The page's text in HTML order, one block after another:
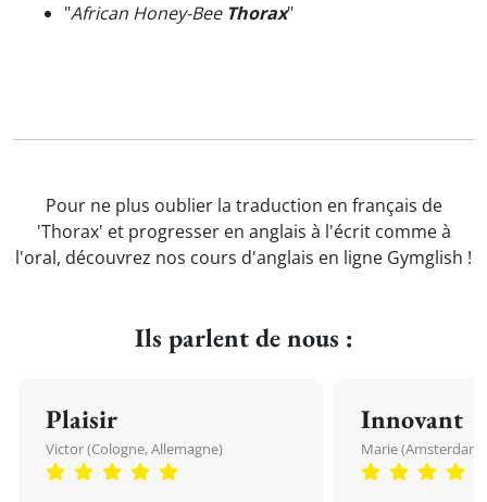
"African Honey-Bee Thorax"
Pour ne plus oublier la traduction en français de
'Thorax' et progresser en anglais à l'écrit comme à
l'oral, découvrez nos cours d'anglais en ligne Gymglish !
Ils parlent de nous :
Plaisir
Victor (Cologne, Allemagne)
Innovant
Marie (Amsterdam,